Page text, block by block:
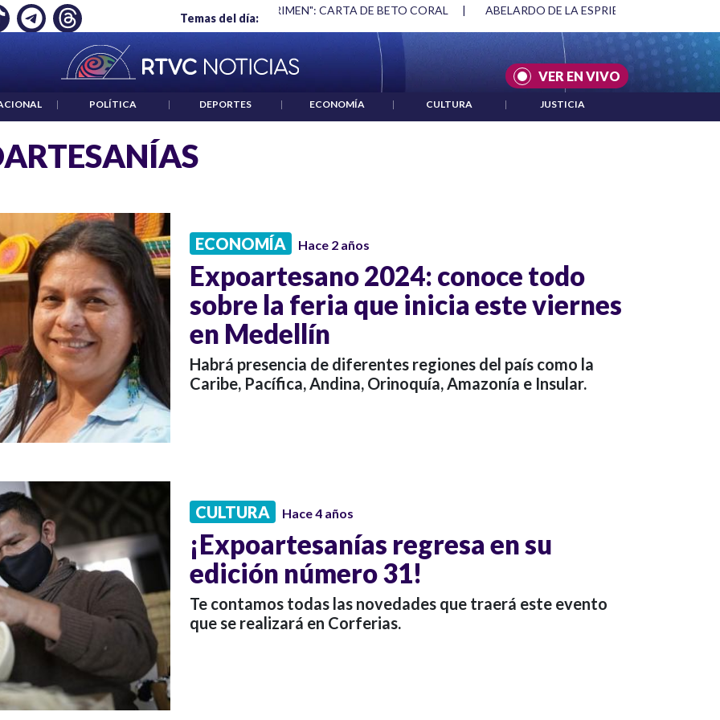
Temas del día:
EMPLEO: JP MORGAN "HABLAR NO ES UN CRIMEN": CARTA DE BETO CORAL | ABELARDO DE LA ESPRIELLA Y DMG
VER EN VIVO
| POLÍTICA | DEPORTES | ECONOMÍA | CULTURA | JUSTICIA
ECONOMÍA Hace 2 años
Expoartesano 2024: conoce todo
sobre la feria que inicia este viernes
en Medellín
Habrá presencia de diferentes regiones del país como la
Caribe, Pacífica, Andina, Orinoquía, Amazonía e Insular.
CULTURA Hace 4 años
¡Expoartesanías regresa en su
edición número 31!
Te contamos todas las novedades que traerá este evento
que se realizará en Corferias.